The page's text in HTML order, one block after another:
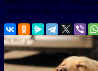
Именно поэтому
строительства, но и по